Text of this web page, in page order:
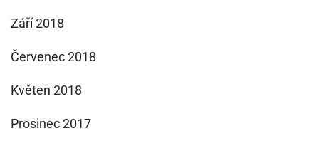
Září 2018
Červenec 2018
Květen 2018
Prosinec 2017